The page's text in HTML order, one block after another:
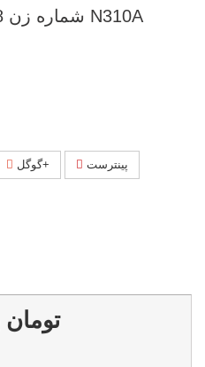
شماره زن 8 رقمي به همراه حروف N310A
گوگل+ پینترست
15,800 تومان